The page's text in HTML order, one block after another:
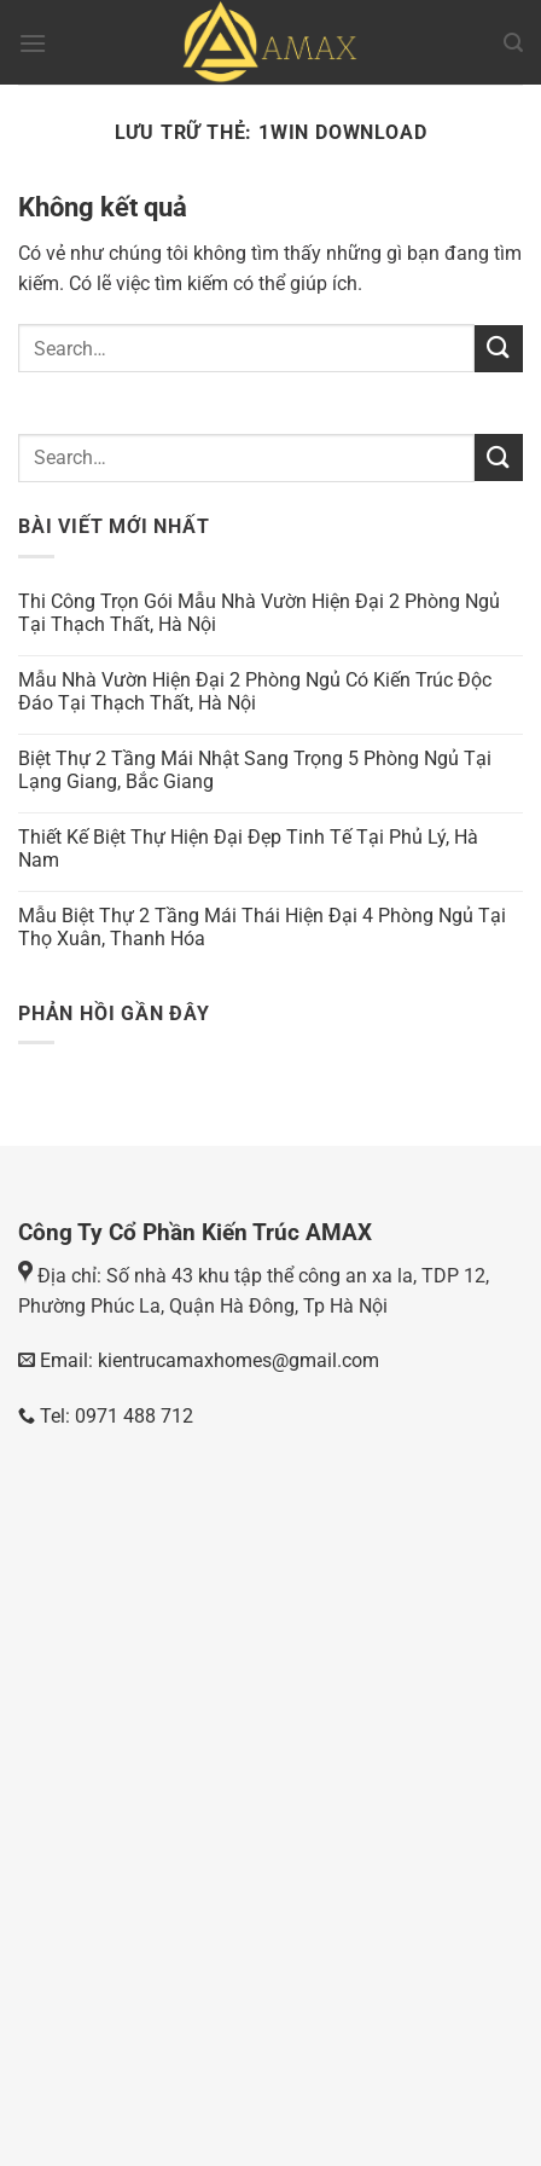
đến
LƯU TRỮ THẺ: 1WIN DOWNLOAD
Không kết quả
Có vẻ như chúng tôi không tìm thấy những gì bạn đang tìm
kiếm. Có lẽ việc tìm kiếm có thể giúp ích.
BÀI VIẾT MỚI NHẤT
Thi Công Trọn Gói Mẫu Nhà Vườn Hiện Đại 2 Phòng Ngủ
Tại Thạch Thất, Hà Nội
Mẫu Nhà Vườn Hiện Đại 2 Phòng Ngủ Có Kiến Trúc Độc
Đáo Tại Thạch Thất, Hà Nội
Biệt Thự 2 Tầng Mái Nhật Sang Trọng 5 Phòng Ngủ Tại
Lạng Giang, Bắc Giang
Thiết Kế Biệt Thự Hiện Đại Đẹp Tinh Tế Tại Phủ Lý, Hà
Nam
Mẫu Biệt Thự 2 Tầng Mái Thái Hiện Đại 4 Phòng Ngủ Tại
Thọ Xuân, Thanh Hóa
PHẢN HỒI GẦN ĐÂY
Công Ty Cổ Phần Kiến Trúc AMAX
Địa chỉ: Số nhà 43 khu tập thể công an xa la, TDP 12,
Phường Phúc La, Quận Hà Đông, Tp Hà Nội
Email: kientrucamaxhomes@gmail.com
Tel: 0971 488 712